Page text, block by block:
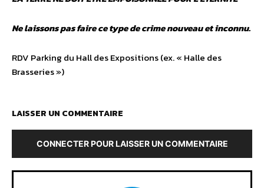
Ne laissons pas faire ce type de crime nouveau et inconnu.
RDV Parking du Hall des Expositions (ex. « Halle des
Brasseries »)
LAISSER UN COMMENTAIRE
CONNECTER POUR LAISSER UN COMMENTAIRE